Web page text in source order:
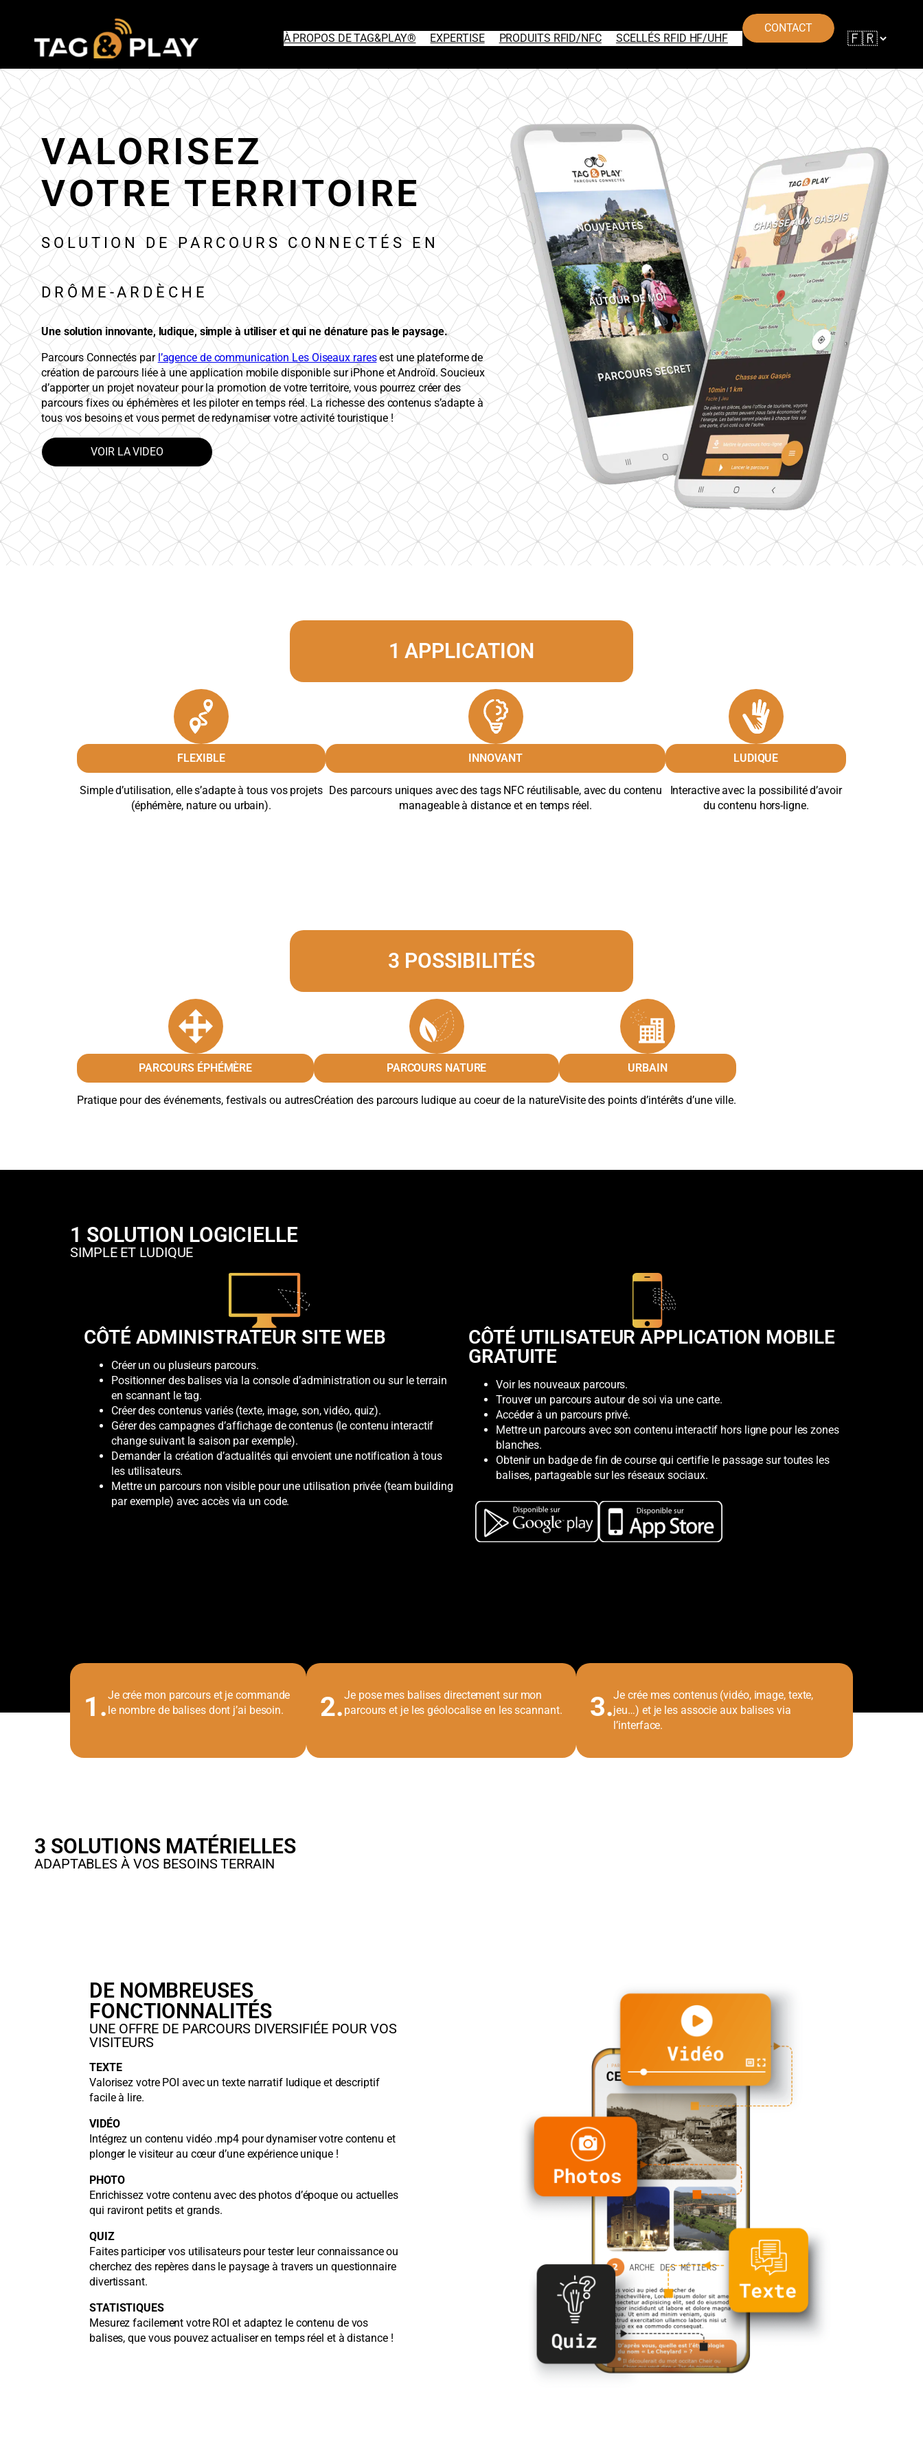
À PROPOS DE TAG&PLAY® EXPERTISE PRODUITS RFID/NFC SCELLÉS RFID HF/UHF
CONTACT
VALORISEZ
VOTRE TERRITOIRE
SOLUTION DE PARCOURS CONNECTÉS EN
DRÔME-ARDÈCHE
Une solution innovante, ludique, simple à utiliser et qui ne dénature pas le paysage.
Parcours Connectés parl’agence de communication Les Oiseaux raresest une plateforme de
création de parcours liée à une application mobile disponible sur iPhone et Androïd. Soucieux
d’apporter un projet novateur pour la promotion de votre territoire, vous pourrez créer des
parcours fixes ou éphémères et les piloter en temps réel. La richesse des contenus s’adapte à
tous vos besoins et vous permet de redynamiser votre activité touristique !
VOIR LA VIDEO
1 APPLICATION
FLEXIBLE
Simple d’utilisation, elle s’adapte à tous vos projets
(éphémère, nature ou urbain).
INNOVANT
Des parcours uniques avec des tags NFC réutilisable, avec du contenu
manageable à distance et en temps réel.
LUDIQUE
Interactive avec la possibilité d’avoir
du contenu hors-ligne.
3 POSSIBILITÉS
PARCOURS ÉPHÉMÈRE
Pratique pour des événements, festivals ou autres
PARCOURS NATURE
Création des parcours ludique au coeur de la nature
URBAIN
Visite des points d’intérêts d’une ville.
1 SOLUTION LOGICIELLE
SIMPLE ET LUDIQUE
CÔTÉ ADMINISTRATEUR SITE WEB
Créer un ou plusieurs parcours.
Positionner des balises via la console d’admi­nistration ou sur le terrain
en scannant le tag.
Créer des contenus variés (texte, image, son, vidéo, quiz).
Gérer des campagnes d’affichage de contenus (le contenu interactif
change suivant la saison par exemple).
Demander la création d’actualités qui envoient une notification à tous
les utilisateurs.
Mettre un parcours non visible pour une utilisation privée (team building
par exemple) avec accès via un code.
CÔTÉ UTILISATEUR APPLICATION MOBILE
GRATUITE
Voir les nouveaux parcours.
Trouver un parcours autour de soi via une carte.
Accéder à un parcours privé.
Mettre un parcours avec son contenu interactif hors ligne pour les zones
blanches.
Obtenir un badge de fin de course qui certifie le passage sur toutes les
balises, partageable sur les réseaux sociaux.
1.Je crée mon parcours et je commande
le nombre de balises dont j’ai besoin.
2.Je pose mes balises directement sur mon
parcours et je les géolocalise en les scannant.
3.Je crée mes contenus (vidéo, image, texte,
jeu…) et je les associe aux balises via
l’interface.
3 SOLUTIONS MATÉRIELLES
ADAPTABLES À VOS BESOINS TERRAIN
DE NOMBREUSES
FONCTIONNALITÉS
UNE OFFRE DE PARCOURS DIVERSIFIÉE POUR VOS
VISITEURS
TEXTE
Valorisez votre POI avec un texte narratif ludique et descriptif
facile à lire.
VIDÉO
Intégrez un contenu vidéo .mp4 pour dynamiser votre contenu et
plonger le visiteur au cœur d’une expérience unique !
PHOTO
Enrichissez votre contenu avec des photos d’époque ou actuelles
qui raviront petits et grands.
QUIZ
Faites participer vos utilisateurs pour tester leur connaissance ou
cherchez des repères dans le paysage à travers un questionnaire
divertissant.
STATISTIQUES
Mesurez facilement votre ROI et adaptez le contenu de vos
balises, que vous pouvez actualiser en temps réel et à distance !